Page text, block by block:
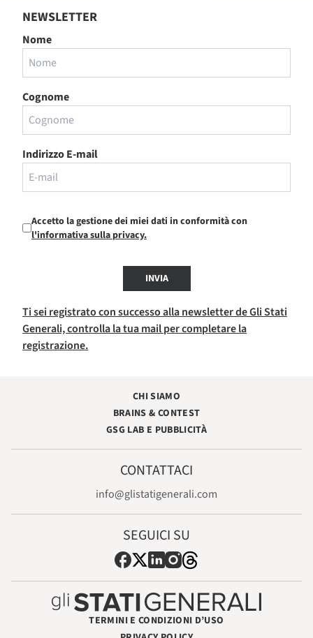
NEWSLETTER
Nome
Cognome
Indirizzo E-mail
Accetto la gestione dei miei dati in conformità con
l'informativa sulla privacy.
INVIA
Ti sei registrato con successo alla newsletter de Gli Stati
Generali, controlla la tua mail per completare la
registrazione.
CHI SIAMO
BRAINS & CONTEST
GSG LAB E PUBBLICITÀ
CONTATTACI
info@glistatigenerali.com
SEGUICI SU
TERMINI E CONDIZIONI D’USO